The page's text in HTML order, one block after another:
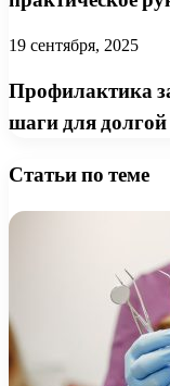
19 сентября, 2025
Профилактика
шаги для
Статьи по теме